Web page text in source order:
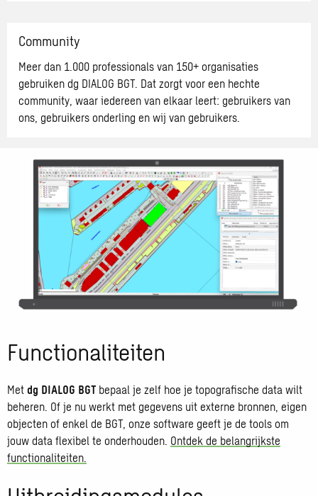
Community
Meer dan 1.000 professionals van 150+ organisaties
gebruiken dg DIALOG BGT. Dat zorgt voor een hechte
community, waar iedereen van elkaar leert: gebruikers van
ons, gebruikers onderling en wij van gebruikers.
Functionaliteiten
Met dg DIALOG BGT bepaal je zelf hoe je topografische data wilt
beheren. Of je nu werkt met gegevens uit externe bronnen, eigen
objecten of enkel de BGT, onze software geeft je de tools om
jouw data flexibel te onderhouden. Ontdek de belangrijkste
functionaliteiten.